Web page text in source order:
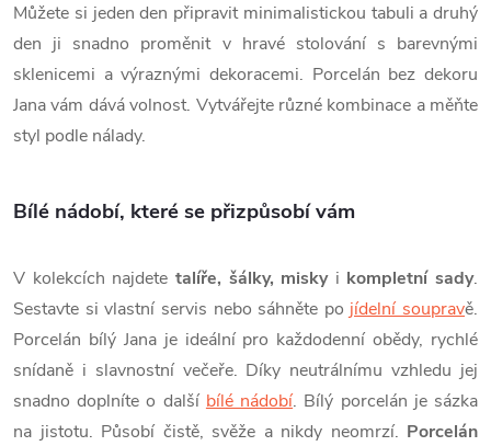
ý
p
i
u
Můžete si jeden den připravit minimalistickou tabuli a druhý
den ji snadno proměnit v hravé stolování s barevnými
sklenicemi a výraznými dekoracemi. Porcelán bez dekoru
Jana vám dává volnost. Vytvářejte různé kombinace a měňte
styl podle nálady.
Bílé nádobí, které se přizpůsobí vám
V kolekcích najdete talíře, šálky, misky i kompletní sady.
Sestavte si vlastní servis nebo sáhněte po jídelní soupravě.
Porcelán bílý Jana je ideální pro každodenní obědy, rychlé
snídaně i slavnostní večeře. Díky neutrálnímu vzhledu jej
snadno doplníte o další bílé nádobí. Bílý porcelán je sázka
na jistotu. Působí čistě, svěže a nikdy neomrzí. Porcelán